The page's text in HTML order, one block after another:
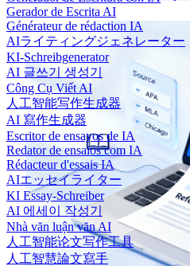
Gerador de Escrita AI
Générateur de rédaction IA
AIライティングジェネレーター
KI-Schreibgenerator
AI 글쓰기 생성기
Công Cụ Viết AI
人工智能写作生成器
AI 寫作生成器
Escritor de ensayos de IA
Redator de ensaios com IA
Rédacteur d'essais IA
AIエッセイライター
KI Essay-Schreiber
AI 에세이 작성기
Nhà văn luận văn AI
人工智能论文写作工具
人工智慧論文寫手